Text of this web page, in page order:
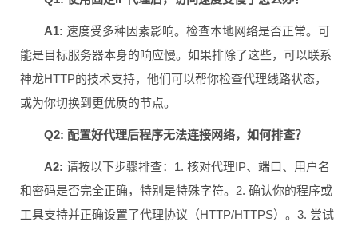
A1: 速度受多种因素影响。检查本地网络是否正常。可
能是目标服务器本身的响应慢。如果排除了这些，可以联系
神龙HTTP的技术支持，他们可以帮你检查代理线路状态，
或为你切换到更优质的节点。
Q2: 配置好代理后程序无法连接网络，如何排查？
A2: 请按以下步骤排查：1. 核对代理IP、端口、用户名
和密码是否完全正确，特别是特殊字符。2. 确认你的程序或
工具支持并正确设置了代理协议（HTTP/HTTPS）。3. 尝试